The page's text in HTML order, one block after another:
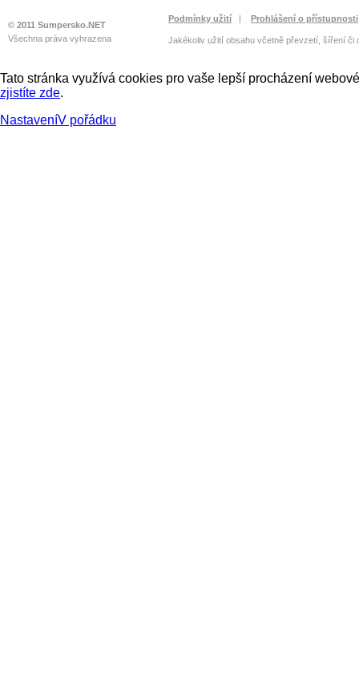
© 2011 Sumpersko.NET
Všechna práva vyhrazena
Podmínky užití | Prohlášení o přístupnosti
Jakékoliv užití obsahu včetně převzetí, šíření či
Tato stránka využívá cookies pro vaše lepší procházení
zjistíte zde.
NastaveníV pořádku